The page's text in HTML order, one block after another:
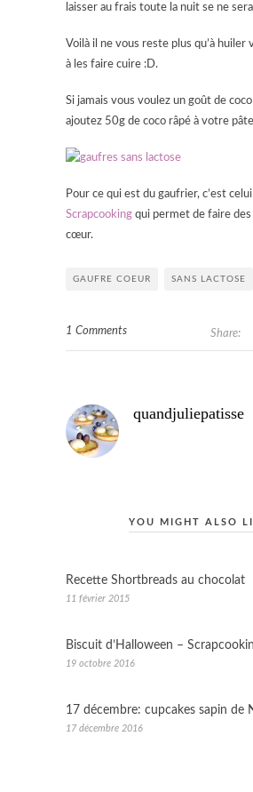
laisser au frais toute la nuit se ne
Voilà il ne vous reste plus qu’à
à les faire cuire :D.
Si jamais vous voulez un goût de
ajoutez 50g de coco râpé à votre
Pour ce qui est du gaufrier, c’est
Scrapcooking qui permet de faire
cœur.
GAUFRE COEUR SANS LACTOSE
1 Comments Share:
quandjuliepatisse
YOU MIGHT ALSO
Recette Shortbreads au chocolat
11 février 2015
Biscuit d’Halloween –
19 octobre 2016
17 décembre: cupcakes sapin de
17 décembre 2016